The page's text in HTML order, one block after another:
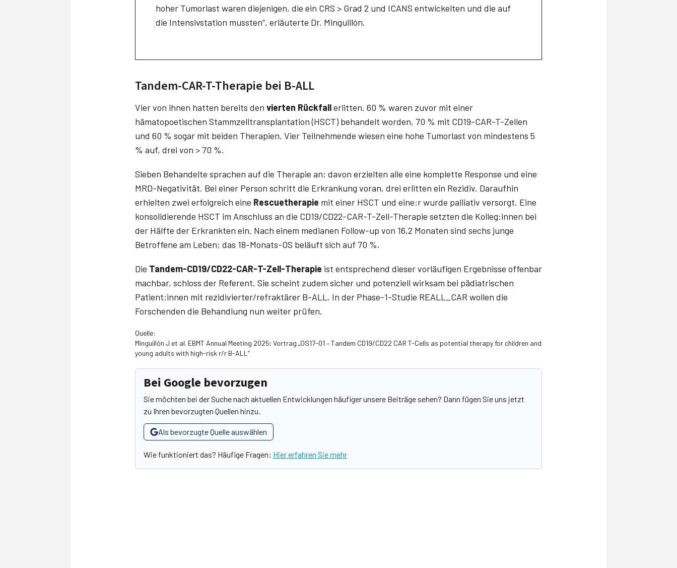
hoher Tumorlast waren diejenigen, die ein CRS > Grad 2 und ICANS entwickelten und die auf
die Intensivstation mussten“, erläuterte Dr. Minguillón.
Tandem-CAR-T-Therapie bei B-ALL
Vier von ihnen hatten bereits den vierten Rückfallerlitten. 60 % waren zuvor mit einer
hämatopoetischen Stammzelltransplantation (HSCT) behandelt worden, 70 % mit CD19-CAR-T-Zellen
und 60 % sogar mit beiden Therapien. Vier Teilnehmende wiesen eine hohe Tumorlast von mindestens 5
% auf, drei von > 70 %.
Sieben Behandelte sprachen auf die Therapie an; davon erzielten alle eine komplette Response und eine
MRD-Negativität. Bei einer Person schritt die Erkrankung voran, drei erlitten ein Rezidiv. Daraufhin
erhielten zwei erfolgreich eine Rescuetherapie mit einer HSCT und eine:r wurde palliativ versorgt. Eine
konsolidierende HSCT im Anschluss an die CD19/CD22-CAR-T-Zell-Therapie setzten die Kolleg:innen bei
der Hälfte der Erkrankten ein. Nach einem medianen Follow-up von 16,2 Monaten sind sechs junge
Betroffene am Leben; das 18-Monats-OS beläuft sich auf 70 %.
Die Tandem-CD19/CD22-CAR-T-Zell-Therapie ist entsprechend dieser vorläufigen Ergebnisse offenbar
machbar, schloss der Referent. Sie scheint zudem sicher und potenziell wirksam bei pädiatrischen
Patient:innen mit rezidivierter/refraktärer B-ALL. In der Phase-1-Studie REALL_CAR wollen die
Forschenden die Behandlung nun weiter prüfen.
Quelle:
Minguillón J et al. EBMT Annual Meeting 2025; Vortrag „OS17-01 – Tandem CD19/CD22 CAR T-Cells as potential therapy for children and
young adults with high-risk r/r B-ALL“
Bei Google bevorzugen
Sie möchten bei der Suche nach aktuellen Entwicklungen häufiger unsere Beiträge sehen? Dann fügen Sie uns jetzt
zu Ihren bevorzugten Quellen hinzu.
Als bevorzugte Quelle auswählen
Wie funktioniert das? Häufige Fragen: Hier erfahren Sie mehr